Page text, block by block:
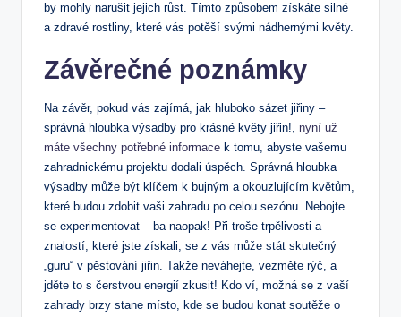
by mohly narušit jejich růst. Tímto způsobem získáte silné
a zdravé rostliny, které vás potěší svými nádhernými květy.
Závěrečné poznámky
Na závěr, pokud vás zajímá, jak hluboko sázet jiřiny –
správná hloubka výsadby pro krásné květy jiřin!, nyní už
máte všechny potřebné informace k tomu, abyste vašemu
zahradnickému projektu dodali úspěch. Správná hloubka
výsadby může být klíčem k bujným a okouzlujícím květům,
které budou zdobit vaši zahradu po celou sezónu. Nebojte
se experimentovat – ba naopak! Při troše trpělivosti a
znalostí, které jste získali, se z vás může stát skutečný
„guru“ v pěstování jiřin. Takže neváhejte, vezměte rýč, a
jděte to s čerstvou energií zkusit! Kdo ví, možná se z vaší
zahrady brzy stane místo, kde se budou konat soutěže o